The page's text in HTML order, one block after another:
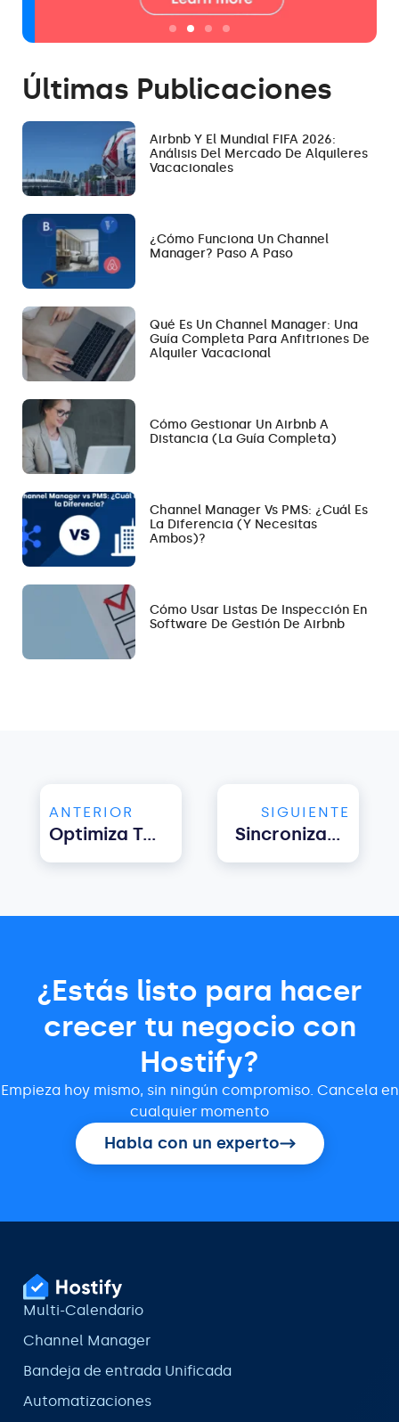
Últimas Publicaciones
Airbnb Y El Mundial FIFA 2026:
Análisis Del Mercado De Alquileres
Vacacionales
¿Cómo Funciona Un Channel
Manager? Paso A Paso
Qué Es Un Channel Manager: Una
Guía Completa Para Anfitriones De
Alquiler Vacacional
Cómo Gestionar Un Airbnb A
Distancia (la Guía Completa)
Channel Manager Vs PMS: ¿Cuál Es
La Diferencia (y Necesitas
Ambos)?
Cómo Usar Listas De Inspección En
Software De Gestión De Airbnb
ANTERIOR
Optimiza Tus Comunicaciones Con Hostify: ¡Últimas Actualizaciones De La Mensajería Y Check-In!
SIGUIENTE
Sincronización Del Calendario De Airbnb. La Clave Para Una Gestión Eficiente De Airbnb
¿Estás listo para hacer
crecer tu negocio con
Hostify?
Empieza hoy mismo, sin ningún compromiso. Cancela en
cualquier momento
Habla con un experto
Multi-Calendario
Channel Manager
Bandeja de entrada Unificada
Automatizaciones